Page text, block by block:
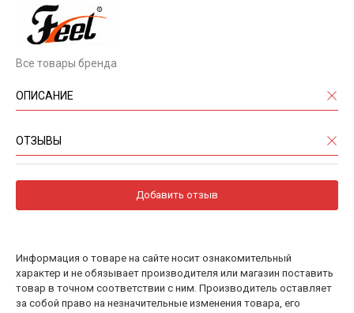
Все товары бренда
ОПИСАНИЕ
ОТЗЫВЫ
Добавить отзыв
Информация о товаре на сайте носит ознакомительный
характер и не обязывает производителя или магазин поставить
товар в точном соответствии с ним. Производитель оставляет
за собой право на незначительные изменения товара, его